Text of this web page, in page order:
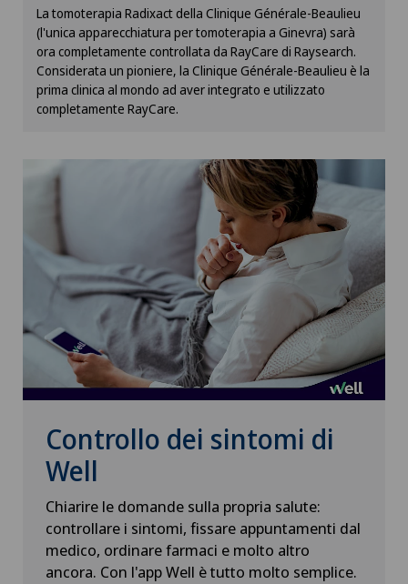
Impostazioni Cookies
La tomoterapia Radixact della Clinique Générale-Beaulieu
(l'unica apparecchiatura per tomoterapia a Ginevra) sarà
ora completamente controllata da RayCare di Raysearch.
Considerata un pioniere, la Clinique Générale-Beaulieu è la
prima clinica al mondo ad aver integrato e utilizzato
completamente RayCare.
Controllo dei sintomi di
Well
Chiarire le domande sulla propria salute:
controllare i sintomi, fissare appuntamenti dal
medico, ordinare farmaci e molto altro
ancora. Con l'app Well è tutto molto semplice.